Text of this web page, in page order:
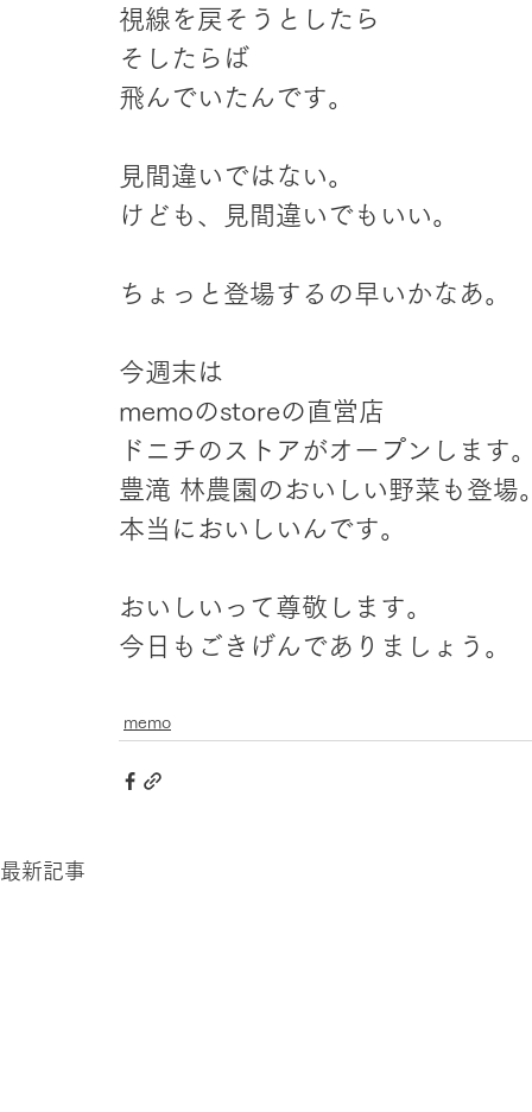
視線を戻そうとしたら
そしたらば
飛んでいたんです。
見間違いではない。
けども、見間違いでもいい。
ちょっと登場するの早いかなあ。
今週末は
memoのstoreの直営店
ドニチのストアがオープンします
豊滝 林農園のおいしい野菜も登場
本当においしいんです。
おいしいって尊敬します。
今日もごきげんでありましょう。
memo
最新記事